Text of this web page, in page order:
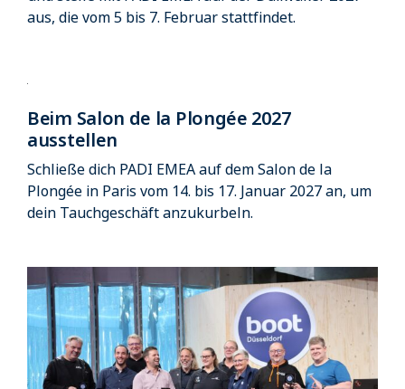
aus, die vom 5 bis 7. Februar stattfindet.
Beim Salon de la Plongée 2027
ausstellen
Schließe dich PADI EMEA auf dem Salon de la
Plongée in Paris vom 14. bis 17. Januar 2027 an, um
dein Tauchgeschäft anzukurbeln.